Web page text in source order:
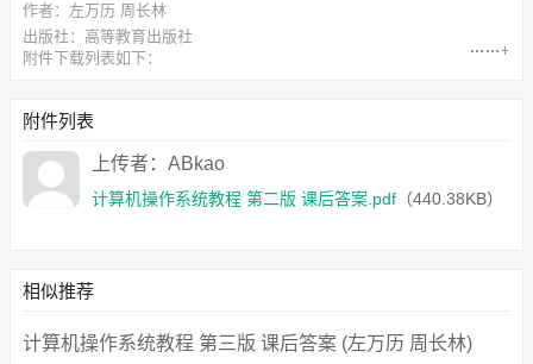
作者：左万历 周长林
出版社：高等教育出版社
附件下载列表如下：
附件列表
上传者：ABkao
计算机操作系统教程 第二版 课后答案.pdf （440.38KB）
相似推荐
计算机操作系统教程 第三版 课后答案 (左万历 周长林)